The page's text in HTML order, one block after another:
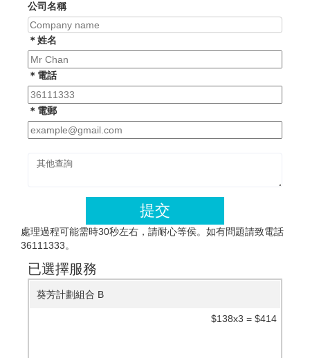
公司名稱
＊姓名
＊電話
＊電郵
提交
處理過程可能需時30秒左右，請耐心等侯。如有問題請致電話
36111333。
已選擇服務
葵芳計劃組合 B
$138x3 = $414